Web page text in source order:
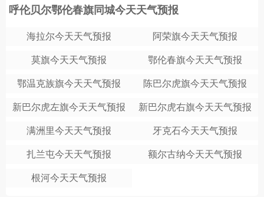
呼伦贝尔鄂伦春旗同城今天天气预报
海拉尔今天天气预报 阿荣旗今天天气预报
莫旗今天天气预报 鄂伦春旗今天天气预报
鄂温克族旗今天天气预报 陈巴尔虎旗今天天气预报
新巴尔虎左旗今天天气预报 新巴尔虎右旗今天天气预报
满洲里今天天气预报 牙克石今天天气预报
扎兰屯今天天气预报 额尔古纳今天天气预报
根河今天天气预报